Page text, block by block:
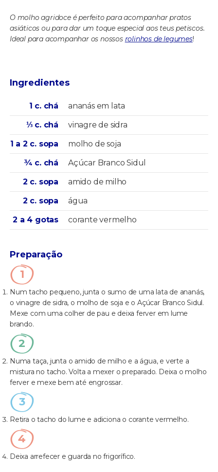
O molho agridoce é perfeito para acompanhar pratos
asiáticos ou para dar um toque especial aos teus petiscos.
Ideal para acompanhar os nossos rolinhos de legumes!
Ingredientes
1 c. chá ananás em lata
⅓ c. chá vinagre de sidra
1 a 2 c. sopa molho de soja
¾ c. chá Açúcar Branco Sidul
2 c. sopa amido de milho
2 c. sopa água
2 a 4 gotas corante vermelho
Preparação
Num tacho pequeno, junta o sumo de uma lata de ananás,
o vinagre de sidra, o molho de soja e o Açúcar Branco Sidul.
Mexe com uma colher de pau e deixa ferver em lume
brando.
Numa taça, junta o amido de milho e a água, e verte a
mistura no tacho. Volta a mexer o preparado. Deixa o molho
ferver e mexe bem até engrossar.
Retira o tacho do lume e adiciona o corante vermelho.
Deixa arrefecer e guarda no frigorífico.